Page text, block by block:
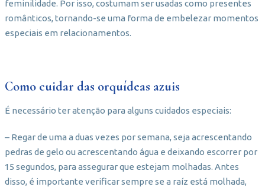
feminilidade. Por isso, costumam ser usadas como presentes
românticos, tornando-se uma forma de embelezar momentos
especiais em relacionamentos.
Como cuidar das orquídeas azuis
É necessário ter atenção para alguns cuidados especiais:
– Regar de uma a duas vezes por semana, seja acrescentando
pedras de gelo ou acrescentando água e deixando escorrer por
15 segundos, para assegurar que estejam molhadas. Antes
disso, é importante verificar sempre se a raíz está molhada,